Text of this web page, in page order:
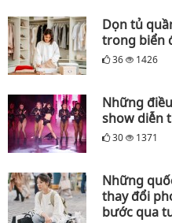
Dọn tủ
trong biển
36 1426
Những
show diễn
30 1371
Những
thay đổi
bước qua